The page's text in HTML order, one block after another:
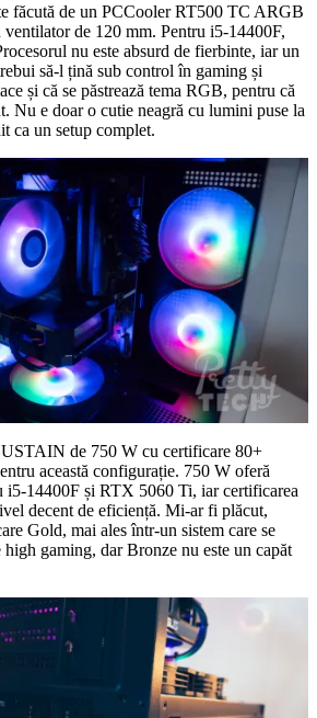
făcută de un PCCooler RT500 TC ARGB
de 120 mm. Pentru i5-14400F,
nu este absurd de fierbinte, iar un
să-l țină sub control în gaming și
și că se păstrează tema RGB, pentru că
Nu e doar o cutie neagră cu lumini puse la
ca un setup complet.
de 750 W cu certificare 80+
această configurație. 750 W oferă
i5-14400F și RTX 5060 Ti, iar certificarea
decent de eficiență. Mi-ar fi plăcut,
Gold, mai ales într-un sistem care se
gaming, dar Bronze nu este un capăt